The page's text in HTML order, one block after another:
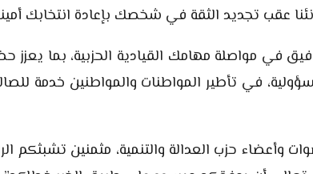
عقب تجديد الثقة في شخصك بإعادة انتخابك
في مواصلة مهامك القيادية الحزبية، بما
في تأطير المواطنات والمواطنين خدمة
وأعضاء حزب العدالة والتنمية، مثمنين